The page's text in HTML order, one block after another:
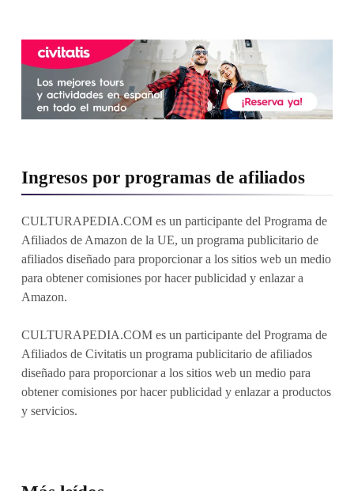
Ingresos por programas de afiliados
CULTURAPEDIA.COM es un participante del Programa de
Afiliados de Amazon de la UE, un programa publicitario de
afiliados diseñado para proporcionar a los sitios web un medio
para obtener comisiones por hacer publicidad y enlazar a
Amazon.
CULTURAPEDIA.COM es un participante del Programa de
Afiliados de Civitatis un programa publicitario de afiliados
diseñado para proporcionar a los sitios web un medio para
obtener comisiones por hacer publicidad y enlazar a productos
y servicios.